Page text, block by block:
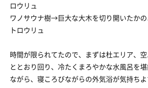
ロウリュ
ワノサウナ樹→巨大な大木を切り開いたか
トロウリュ
時間が限られてたので、まずは杜エリア、
ととおり回り、冷たくまろやかな水風呂を
ながら、寝ころびながらの外気浴が気持ち